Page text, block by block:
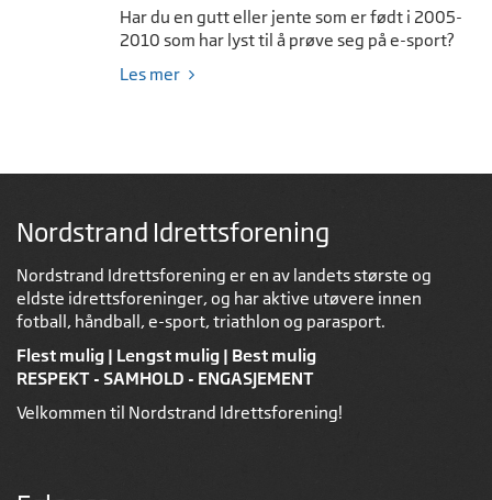
Har du en gutt eller jente som er født i 2005-
2010 som har lyst til å prøve seg på e-sport?
Les mer
Nordstrand Idrettsforening
Nordstrand Idrettsforening er en av landets største og
eldste idrettsforeninger, og har aktive utøvere innen
fotball, håndball, e-sport, triathlon og parasport.
Flest mulig | Lengst mulig | Best mulig
RESPEKT - SAMHOLD - ENGASJEMENT
Velkommen til Nordstrand Idrettsforening!